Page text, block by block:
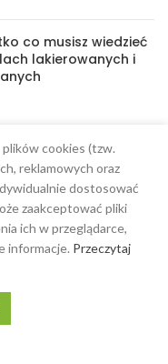
co musisz wiedzieć
lakierowanych i
cookies (tzw.
reklamowych oraz
dostosować
zaakceptować pliki
ich w przeglądarce,
informacje. Przeczytaj